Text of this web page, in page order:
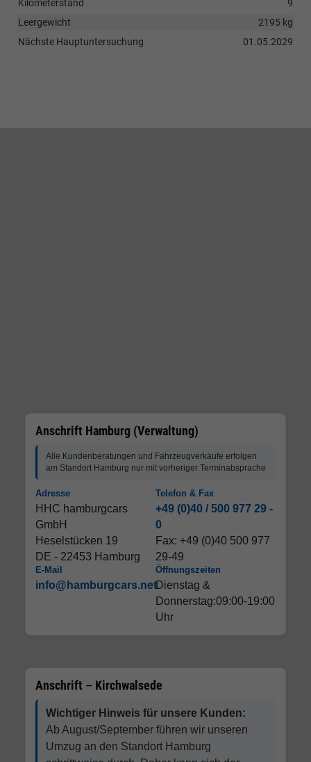
Kilometerstand
9
Leergewicht
2195 kg
Nächste Hauptuntersuchung
01.05.2029
Anschrift Hamburg (Verwaltung)
Alle Kundenberatungen und Fahrzeugverkäufe erfolgen
am Standort Hamburg nur mit vorheriger Terminabsprache
Adresse
HHC hamburgcars
GmbH
Heselstücken 19
DE - 22453 Hamburg
Telefon & Fax
+49 (0)40 / 500 977 29 -
0
Fax: +49 (0)40 500 977
29-49
E-Mail
info@hamburgcars.net
Öffnungszeiten
Dienstag &
Donnerstag:09:00-19:00
Uhr
Anschrift – Kirchwalsede
Wichtiger Hinweis für unsere Kunden:
Ab August/September führen wir unseren
Umzug an den Standort Hamburg